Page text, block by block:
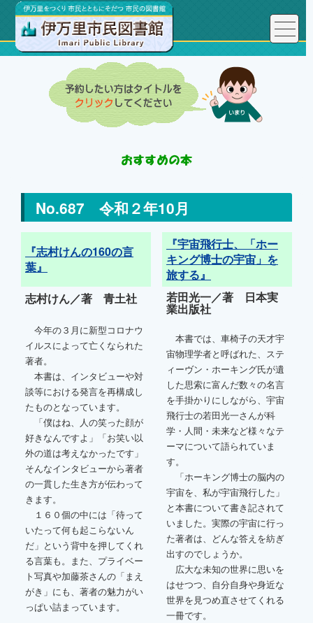
No.687 令和２年10月
『志村けんの160の言
葉』
『宇宙飛行士、「ホー
キング博士の宇宙」を
旅する』
志村けん／著 青土社
今年の３月に新型コロナウ
イルスによって亡くなられた
著者。
本書は、インタビューや対
談等における発言を再構成し
たものとなっています。
「僕はね、人の笑った顔が
好きなんですよ」「お笑い以
外の道は考えなかったです」
そんなインタビューから著者
の一貫した生き方が伝わって
きます。
１６０個の中には「待って
いたって何も起こらないん
だ」という背中を押してくれ
る言葉も。また、プライベー
ト写真や加藤茶さんの「まえ
がき」にも、著者の魅力がい
っぱい詰まっています。
若田光一／著 日本実
業出版社
本書では、車椅子の天才宇
宙物理学者と呼ばれた、ステ
ィーヴン・ホーキング氏が遺
した思索に富んだ数々の名言
を手掛かりにしながら、宇宙
飛行士の若田光一さんが科
学・人間・未来など様々なテ
ーマについて語られていま
す。
「ホーキング博士の脳内の
宇宙を、私が宇宙飛行した」
と本書について書き記されて
いました。実際の宇宙に行っ
た著者は、どんな答えを紡ぎ
出すのでしょうか。
広大な未知の世界に思いを
はせつつ、自分自身や身近な
世界を見つめ直させてくれる
一冊です。